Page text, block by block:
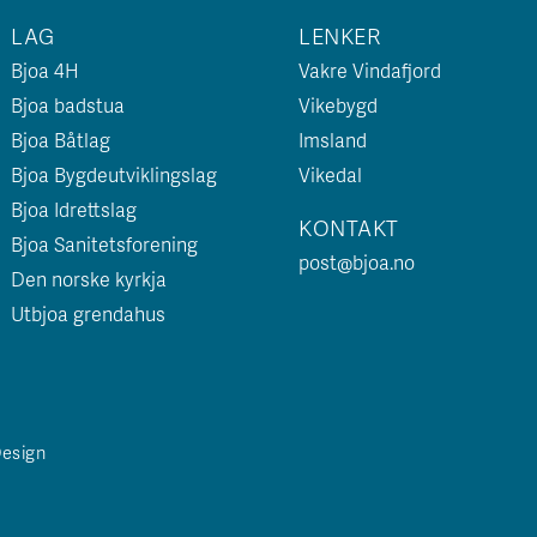
LAG
Bjoa 4H
Bjoa badstua
Bjoa Båtlag
Bjoa Bygdeutviklingslag
Bjoa Idrettslag
Bjoa Sanitetsforening
Den norske kyrkja
Utbjoa grendahus
LENKER
Vakre Vindafjord
Vikebygd
Imsland
Vikedal
KONTAKT
post@bjoa.no